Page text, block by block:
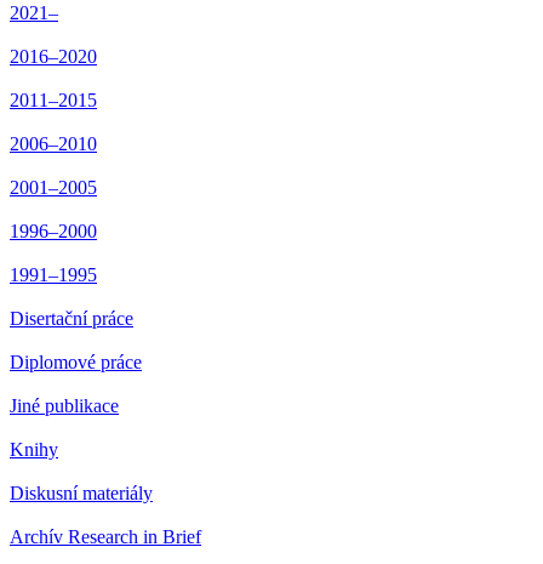
2021–
2016–2020
2011–2015
2006–2010
2001–2005
1996–2000
1991–1995
Disertační práce
Diplomové práce
Jiné publikace
Knihy
Diskusní materiály
Archív Research in Brief